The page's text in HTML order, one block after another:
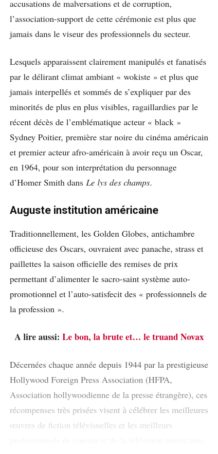
accusations de malversations et de corruption,
l’association-support de cette cérémonie est plus que
jamais dans le viseur des professionnels du secteur.
Lesquels apparaissent clairement manipulés et fanatisés
par le délirant climat ambiant « wokiste » et plus que
jamais interpellés et sommés de s’expliquer par des
minorités de plus en plus visibles, ragaillardies par le
récent décès de l’emblématique acteur « black »
Sydney Poitier, première star noire du cinéma américain
et premier acteur afro-américain à avoir reçu un Oscar,
en 1964, pour son interprétation du personnage
d’Homer Smith dans Le lys des champs.
Auguste institution américaine
Traditionnellement, les Golden Globes, antichambre
officieuse des Oscars, ouvraient avec panache, strass et
paillettes la saison officielle des remises de prix
permettant d’alimenter le sacro-saint système auto-
promotionnel et l’auto-satisfecit des « professionnels de
la profession ».
A lire aussi: Le bon, la brute et… le truand Novax
Décernées chaque année depuis 1944 par la prestigieuse
Hollywood Foreign Press Association (HFPA,
Association hollywoodienne de la presse étrangère), ces
récompenses très prisées visent à célébrer les meilleures
œuvres de fiction télévisuelles et les meilleurs